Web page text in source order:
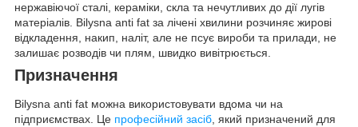
нержавіючої сталі, кераміки, скла та нечутливих до дії лугів
матеріалів. Bilysna anti fat за лічені хвилини розчиняє жирові
відкладення, накип, наліт, але не псує вироби та прилади, не
залишає розводів чи плям, швидко вивітрюється.
Призначення
Bilysna anti fat можна використовувати вдома чи на
підприємствах. Це професійний засіб , який призначений для